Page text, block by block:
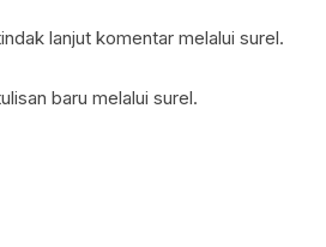
lanjut komentar melalui surel.
baru melalui surel.